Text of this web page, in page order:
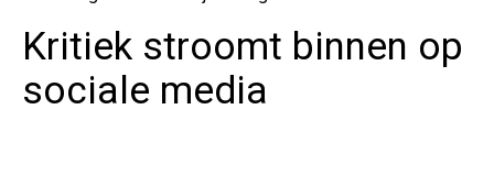
Kritiek stroomt binnen op
sociale media